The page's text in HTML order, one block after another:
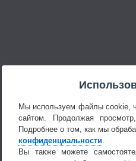
Мы используем файлы cookie,
сайтом. Продолжая
Подробнее о том, как мы
конфиденциальности
Вы также можете